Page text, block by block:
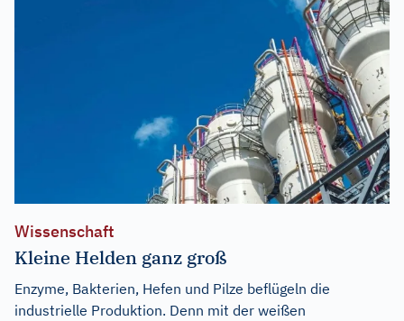
Wissenschaft
Kleine Helden ganz groß
Enzyme, Bakterien, Hefen und Pilze beflügeln die
industrielle Produktion. Denn mit der weißen